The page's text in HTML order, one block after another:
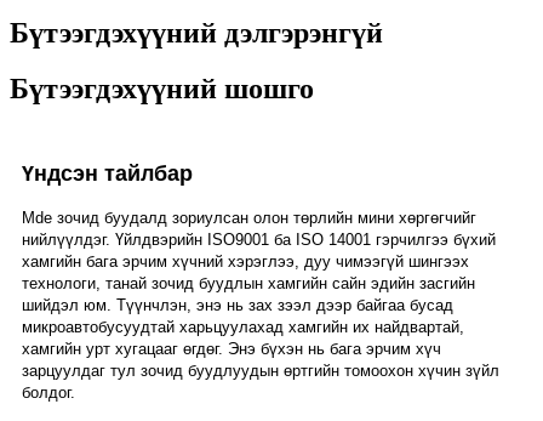
Бүтээгдэхүүний дэлгэрэнгүй
Бүтээгдэхүүний шошго
Үндсэн тайлбар
Mde зочид буудалд зориулсан олон төрлийн мини хөргөгчийг
нийлүүлдэг. Үйлдвэрийн ISO9001 ба ISO 14001 гэрчилгээ бүхий
хамгийн бага эрчим хүчний хэрэглээ, дуу чимээгүй шингээх
технологи, танай зочид буудлын хамгийн сайн эдийн засгийн
шийдэл юм. Түүнчлэн, энэ нь зах зээл дээр байгаа бусад
микроавтобусуудтай харьцуулахад хамгийн их найдвартай,
хамгийн урт хугацааг өгдөг. Энэ бүхэн нь бага эрчим хүч
зарцуулдаг тул зочид буудлуудын өртгийн томоохон хүчин зүйл
болдог.